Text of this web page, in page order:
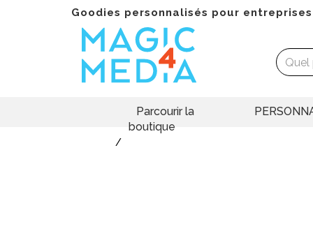
Goodies personnalisés pour entreprises
Parcourir la
boutique